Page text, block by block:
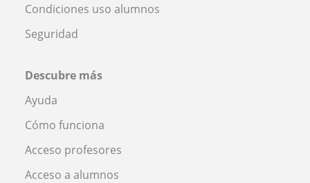
Condiciones uso alumnos
Seguridad
Descubre más
Ayuda
Cómo funciona
Acceso profesores
Acceso a alumnos